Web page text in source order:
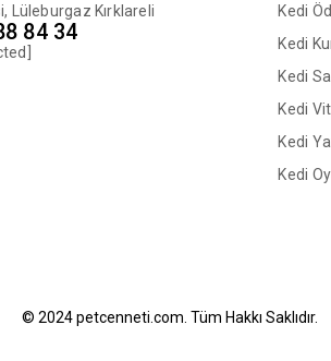
Lüleburgaz Kırklareli
84 34
Kedi
Kedi
Kedi
Kedi
Kedi
Kedi
© 2024 petcenneti.com. Tüm Hakkı Saklıdır.